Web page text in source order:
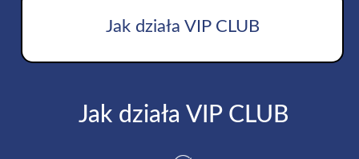
Jak działa VIP CLUB
Jak działa VIP CLUB